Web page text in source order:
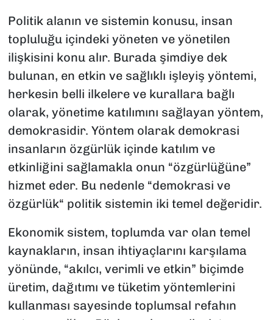
Politik alanın ve sistemin konusu, insan
topluluğu içindeki yöneten ve yönetilen
ilişkisini konu alır. Burada şimdiye dek
bulunan, en etkin ve sağlıklı işleyiş yöntemi,
herkesin belli ilkelere ve kurallara bağlı
olarak, yönetime katılımını sağlayan yöntem,
demokrasidir. Yöntem olarak demokrasi
insanların özgürlük içinde katılım ve
etkinliğini sağlamakla onun “özgürlüğüne”
hizmet eder. Bu nedenle “demokrasi ve
özgürlük“ politik sistemin iki temel değeridir.
Ekonomik sistem, toplumda var olan temel
kaynakların, insan ihtiyaçlarını karşılama
yönünde, “akılcı, verimli ve etkin” biçimde
üretim, dağıtımı ve tüketim yöntemlerini
kullanması sayesinde toplumsal refahın